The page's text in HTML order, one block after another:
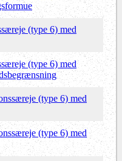
(type 6) med
(type 6) med
(type 6) med
(type 6) med